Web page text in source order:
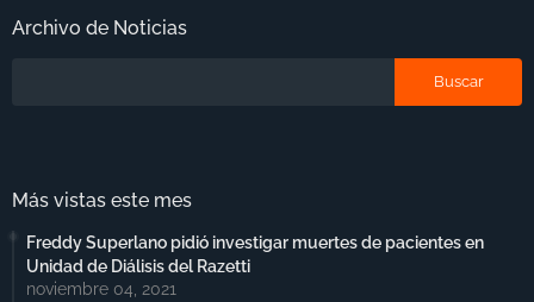
Archivo de Noticias
Más vistas este mes
Freddy Superlano pidió investigar muertes de pacientes en
Unidad de Diálisis del Razetti
noviembre 04, 2021